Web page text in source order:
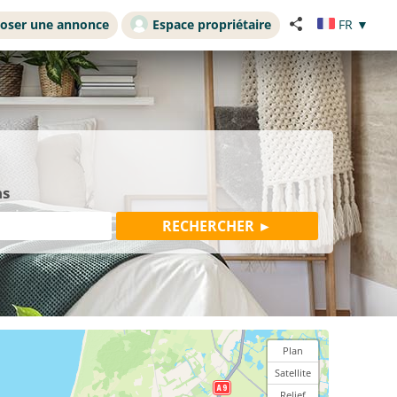
une annonce Espace propriétaire FR ▼
Plan
Satellite